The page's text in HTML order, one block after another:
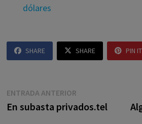
dólares
SHARE SHARE PIN IT
Navegación
de
ENTRADA ANTERIOREntrada
anterior:
En subasta privados.tel